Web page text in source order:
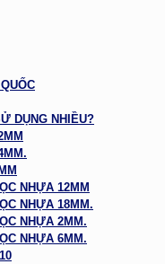
DỤNG NHIỀU?
NHỰA 12MM
NHỰA 18MM.
NHỰA 2MM.
NHỰA 6MM.